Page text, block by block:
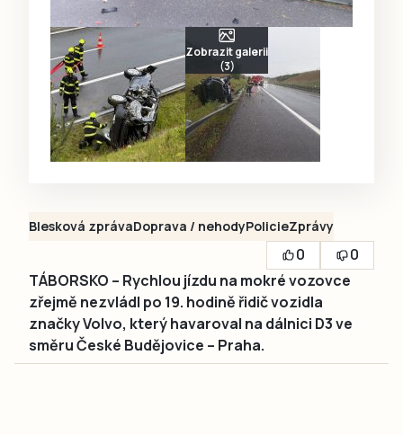
Zobrazit galerii
(3)
Blesková zprávaDoprava / nehodyPolicieZprávy
0
0
TÁBORSKO – Rychlou jízdu na mokré vozovce
zřejmě nezvládl po 19. hodině řidič vozidla
značky Volvo, který havaroval na dálnici D3 ve
směru České Budějovice – Praha.